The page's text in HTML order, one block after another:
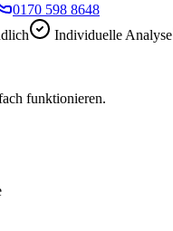
0170 598 8648
Individuelle Analyse
funktionieren.